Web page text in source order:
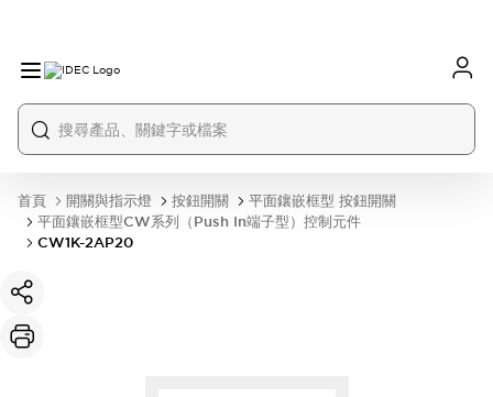
首頁 開關與指示燈 按鈕開關
平面鑲嵌框型 按鈕開關
平面鑲嵌框型CW系列（Push In端子型）控制元件
CW1K-2AP20